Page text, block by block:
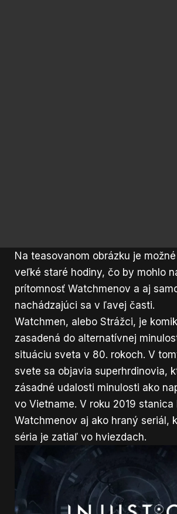
Na teasovanom obrázku je
veľké staré hodiny, čo by mohlo
prítomnosť Watchmenov a aj
nachádzajúci sa v ľavej časti.
Watchmen, alebo Strážci, je
zasadená do alternatívnej
situáciu sveta v 80. rokoch. V
svete sa objavia superhrdinovia,
zásadné udalosti minulosti ako
vo Vietname. V roku 2019 stanica
Watchmenov aj ako hraný seriál,
séria je zatiaľ vo hviezdach.